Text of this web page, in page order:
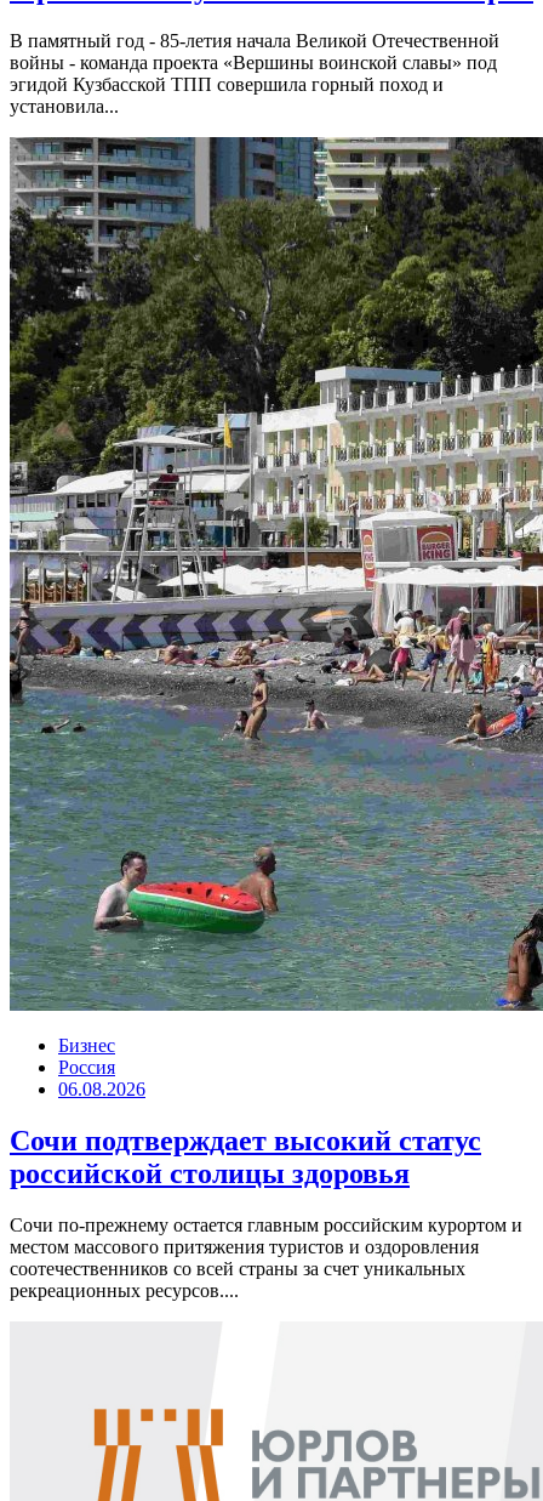
В памятный год - 85-летия начала Великой Отечественной
войны - команда проекта «Вершины воинской славы» под
эгидой Кузбасской ТПП совершила горный поход и
установила...
Бизнес
Россия
06.08.2026
Сочи подтверждает высокий статус
российской столицы здоровья
Сочи по-прежнему остается главным российским курортом и
местом массового притяжения туристов и оздоровления
соотечественников со всей страны за счет уникальных
рекреационных ресурсов....